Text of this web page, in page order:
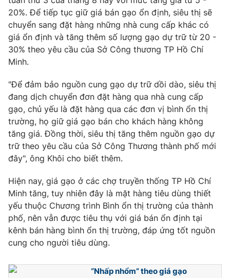
20%. Để tiếp tục giữ giá bán gạo ổn định, siêu thị sẽ
chuyển sang đặt hàng những nhà cung cấp khác có
giá ổn định và tăng thêm số lượng gạo dự trữ từ 20 -
30% theo yêu cầu của Sở Công thương TP Hồ Chí
Minh.
"Để đảm bảo nguồn cung gạo dự trữ dồi dào, siêu thị
đang dịch chuyển đơn đặt hàng qua nhà cung cấp
gạo, chủ yếu là đặt hàng qua các đơn vị bình ổn thị
trường, họ giữ giá gạo bán cho khách hàng không
tăng giá. Đồng thời, siêu thị tăng thêm nguồn gạo dự
trữ theo yêu cầu của Sở Công Thương thành phố mới
đây", ông Khôi cho biết thêm.
Hiện nay, giá gạo ở các chợ truyền thống TP Hồ Chí
Minh tăng, tuy nhiên đây là mặt hàng tiêu dùng thiết
yếu thuộc Chương trình Bình ổn thị trường của thành
phố, nên vẫn được tiêu thụ với giá bán ổn định tại
kênh bán hàng bình ổn thị trường, đáp ứng tốt nguồn
cung cho người tiêu dùng.
“Nhấp nhổm” theo giá gạo